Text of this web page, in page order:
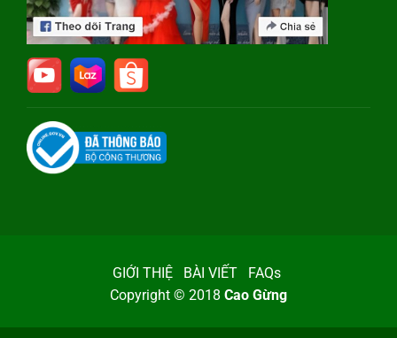
GIỚI THIỆ BÀI VIẾT
FAQs
Copyright © 2018 Cao Gừng